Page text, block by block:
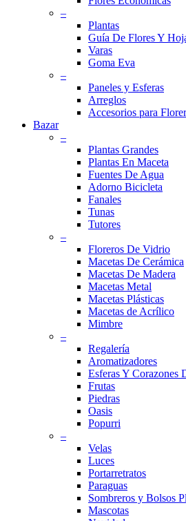
–
Plantas
Guía De Flores Y
Varas
Goma Eva
–
Paneles y Esferas
Arreglos
Accesorios para
Bazar
–
Plantas Grandes
Plantas En Maceta
Fuentes De Agua
Adorno Bicicleta
Fanales
Tunas
Tutores
–
Floreros De Vidrio
Macetas De Cerámica
Macetas De Madera
Macetas Metal
Macetas Plásticas
Macetas de Acrílico
Mimbre
–
Regalería
Aromatizadores
Esferas Y Corazones
Frutas
Piedras
Oasis
Popurri
–
Velas
Luces
Portarretratos
Paraguas
Sombreros y Bolsos
Mascotas